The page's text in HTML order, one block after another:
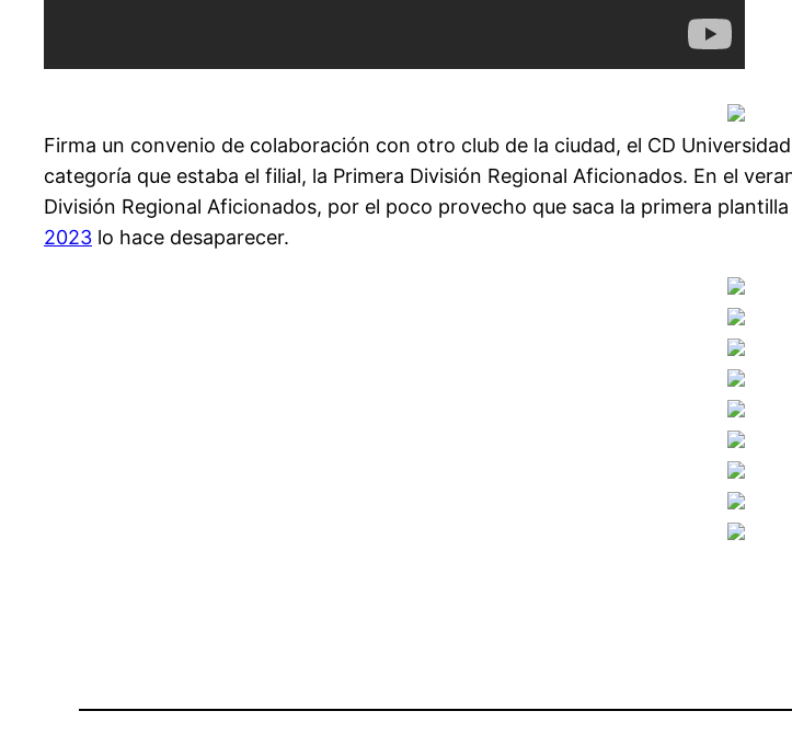
Firma un convenio de colaboración con otro club de la ciudad, el CD
categoría que estaba el filial, la Primera División Regional Aficionados. En el
División Regional Aficionados, por el poco provecho que saca la primera
2023 lo hace desaparecer.